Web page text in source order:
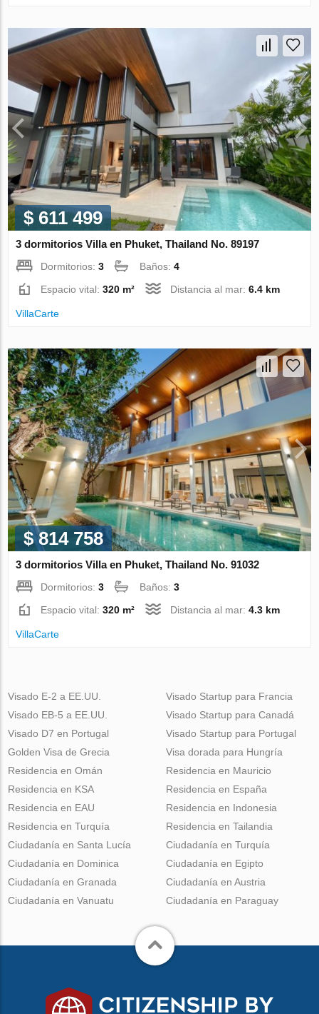
$ 611 499
3 dormitorios Villa en Phuket, Thailand No. 89197
Dormitorios:3 Baños:4
Espacio vital:320 m² Distancia al mar:6.4 km
VillaСarte
$ 814 758
3 dormitorios Villa en Phuket, Thailand No. 91032
Dormitorios:3 Baños:3
Espacio vital:320 m² Distancia al mar:4.3 km
VillaСarte
Visado E-2 a EE.UU.
Visado EB-5 a EE.UU.
Visado D7 en Portugal
Golden Visa de Grecia
Visado Startup para Francia
Visado Startup para Canadá
Visado Startup para Portugal
Visa dorada para Hungría
Residencia en Omán
Residencia en KSA
Residencia en EAU
Residencia en Turquía
Residencia en Mauricio
Residencia en España
Residencia en Indonesia
Residencia en Tailandia
Ciudadanía en Santa Lucía
Ciudadanía en Dominica
Ciudadanía en Granada
Ciudadanía en Vanuatu
Ciudadanía en Turquía
Ciudadanía en Egipto
Ciudadanía en Austria
Ciudadanía en Paraguay